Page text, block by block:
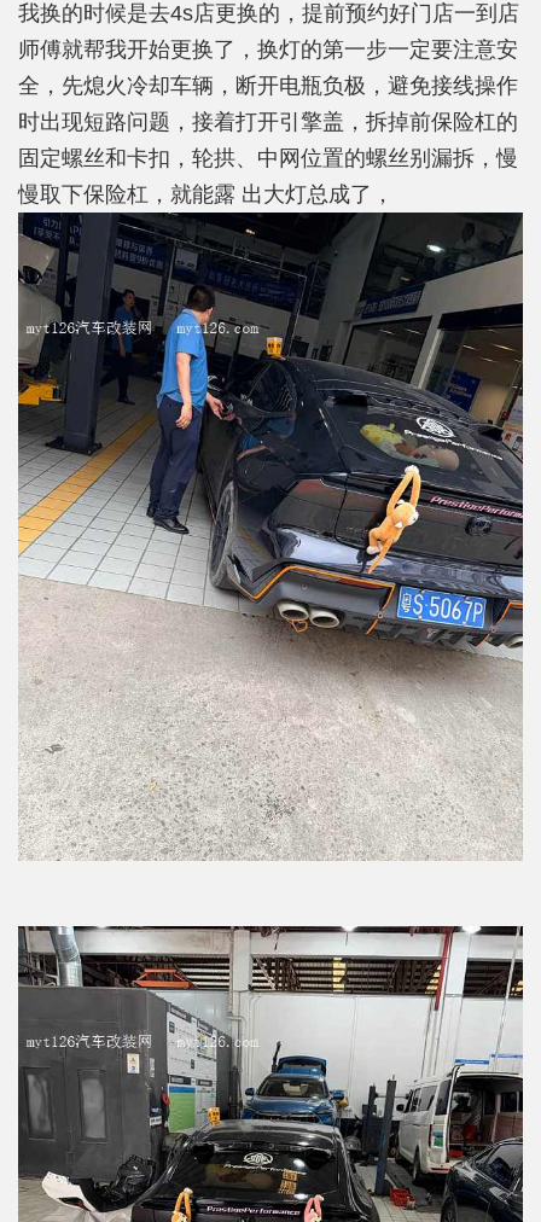
我换的时候是去4s店更换的，提前预约好门店一到店
师傅就帮我开始更换了，换灯的第一步一定要注意安
全，先熄火冷却车辆，断开电瓶负极，避免接线操作
时出现短路问题，接着打开引擎盖，拆掉前保险杠的
固定螺丝和卡扣，轮拱、中网位置的螺丝别漏拆，慢
慢取下保险杠，就能露 出大灯总成了，